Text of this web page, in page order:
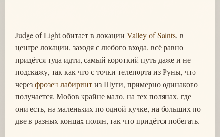
Judge of Light обитает в локации Valley of Saints, в
центре локации, заходя с любого входа, всё равно
придётся туда идти, самый короткий путь даже и не
подскажу, так как что с точки телепорта из Руны, что
черезфрозен лабиринтиз Шуги, примерно одинаково
получается. Мобов крайне мало, на тех полянах, где
они есть, на маленьких по одной кучке, на больших по
две в разных концах полян, так что придётся побегать.